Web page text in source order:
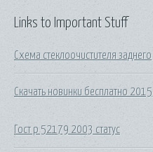
Links to Important Stuff
Схема стеклоочистителя заднего
Скачать новинки бесплатно 2015
Гост р 52179 2003 статус